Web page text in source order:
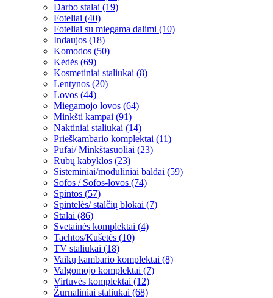
Darbo stalai (19)
Foteliai (40)
Foteliai su miegama dalimi (10)
Indaujos (18)
Komodos (50)
Kėdės (69)
Kosmetiniai staliukai (8)
Lentynos (20)
Lovos (44)
Miegamojo lovos (64)
Minkšti kampai (91)
Naktiniai staliukai (14)
Prieškambario komplektai (11)
Pufai/ Minkštasuoliai (23)
Rūbų kabyklos (23)
Sisteminiai/moduliniai baldai (59)
Sofos / Sofos-lovos (74)
Spintos (57)
Spintelės/ stalčių blokai (7)
Stalai (86)
Svetainės komplektai (4)
Tachtos/Kušetės (10)
TV staliukai (18)
Vaikų kambario komplektai (8)
Valgomojo komplektai (7)
Virtuvės komplektai (12)
Žurnaliniai staliukai (68)